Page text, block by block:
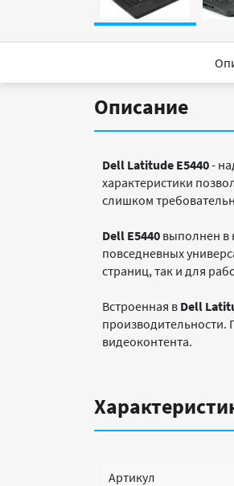
Описание
Dell Latitude E5440-
характеристики
слишком
Dell E5440 выполнен в
повседневных
страниц, так и для
Встроенная в Dell
видеоконтента.
Артикул